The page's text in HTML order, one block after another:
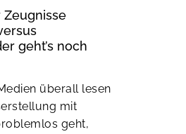
geht’s noch
überall lesen
mit
geht,